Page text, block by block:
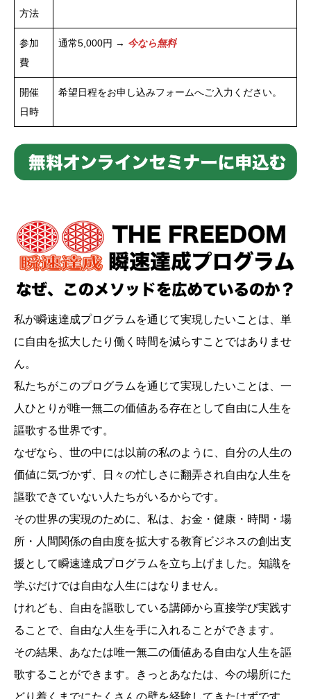
方法
参加
費
通常5,000円 → 今なら無料
開催
日時
希望日程をお申し込みフォームへご入力ください。
私が瞬速達成プログラムを通じて実現したいことは、単
に自由を拡大したり働く時間を減らすことではありませ
ん。
私たちがこのプログラムを通じて実現したいことは、一
人ひとりが唯一無二の価値ある存在として自由に人生を
謳歌する世界です。
なぜなら、世の中には以前の私のように、自分の人生の
価値に気づかず、日々の忙しさに翻弄され自由な人生を
謳歌できていない人たちがいるからです。
その世界の実現のために、私は、お金・健康・時間・場
所・人間関係の自由度を拡大する教育ビジネスの創出支
援として瞬速達成プログラムを立ち上げました。知識を
学ぶだけでは自由な人生にはなりません。
けれども、自由を謳歌している講師から直接学び実践す
ることで、自由な人生を手に入れることができます。
その結果、あなたは唯一無二の価値ある自由な人生を謳
歌することができます。きっとあなたは、今の場所にた
どり着くまでにたくさんの壁を経験してきたはずです。